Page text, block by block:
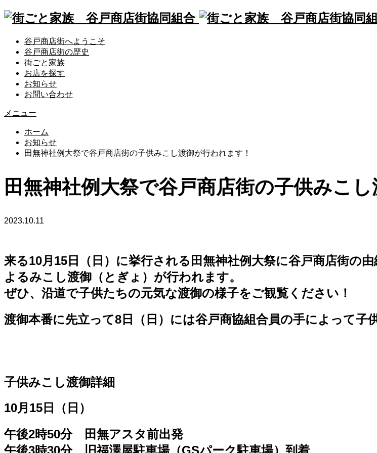
谷戸商店街へようこそ
谷戸商店街の歴史
街ごと家族
お店を探す
お知らせ
お問い合わせ
メニュー
ホーム
お知らせ
田無神社例大祭で谷戸商店街の子供みこし渡御が行われます！
田無神社例大祭で谷戸商店街の子供みこし
2023.10.11
来る10月15日（日）に挙行される田無神社例大祭に谷戸商店街の
よるみこし渡御（とぎょ）が行われます。
ぜひ、沿道で子供たちの元気な渡御の様子をご観覧ください！
渡御本番に先立って8日（日）には谷戸商協組合員の手によって子
子供みこし渡御詳細
10月15日（日）
午後2時50分 田無アスタ前出発